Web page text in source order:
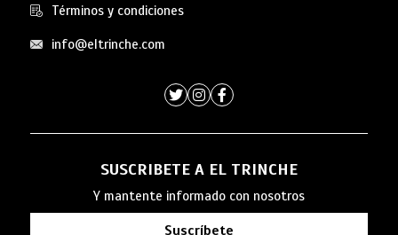
Términos y condiciones
info@eltrinche.com
SUSCRIBETE A EL TRINCHE
Y mantente informado con nosotros
Suscríbete